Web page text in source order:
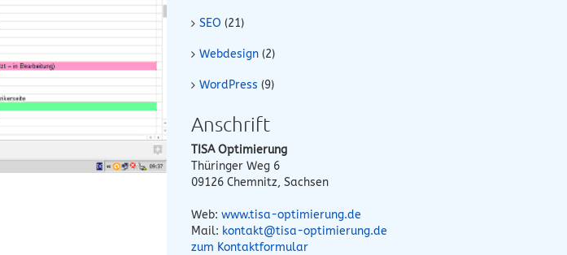
SEO (21)
Webdesign (2)
WordPress (9)
Anschrift
TISA Optimierung
Thüringer Weg 6
09126 Chemnitz, Sachsen
Web: www.tisa-optimierung.de
Mail: kontakt@tisa-optimierung.de
zum Kontaktformular